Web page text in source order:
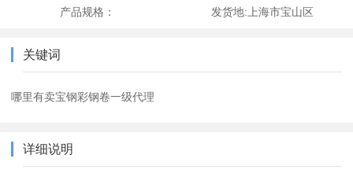
产品规格： 发货地: 上海市宝山区
关键词
哪里有卖宝钢彩钢卷一级代理
详细说明